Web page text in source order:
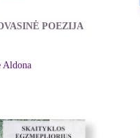
POEZIJA
Aldona